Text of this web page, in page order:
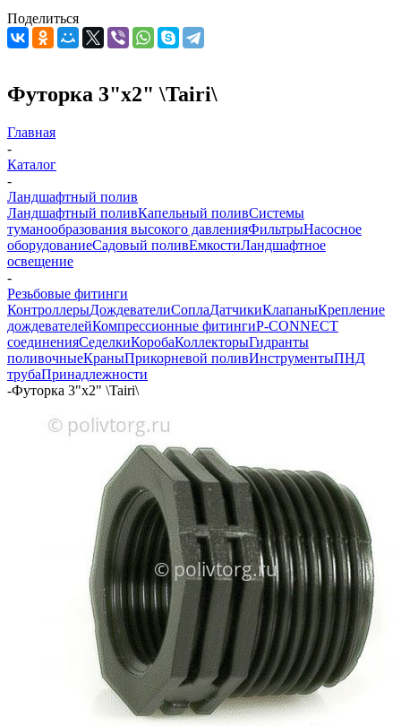
Поделиться
Футорка 3"х2" \Tairi\
Главная
-
Каталог
-
Ландшафтный полив
Ландшафтный поливКапельный поливСистемы
туманообразования высокого давленияФильтрыНасосное
оборудованиеСадовый поливЕмкостиЛандшафтное
освещение
-
Резьбовые фитинги
КонтроллерыДождевателиСоплаДатчикиКлапаныКрепление
дождевателейКомпрессионные фитингиP-CONNECT
соединенияСеделкиКоробаКоллекторыГидранты
поливочныеКраныПрикорневой поливИнструментыПНД
трубаПринадлежности
-Футорка 3"х2" \Tairi\